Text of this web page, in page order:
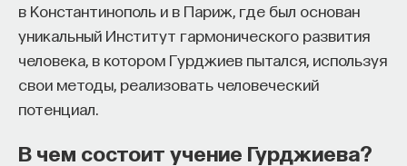
в Константинополь и в Париж, где был основан
уникальный Институт гармонического развития
человека, в котором Гурджиев пытался, используя
свои методы, реализовать человеческий
потенциал.
В чем состоит учение Гурджиева?
Михаил Полуэктов
сомнолог, доцент кафедры нервных
болезней и нейрохирургии Первого МГМУ
им. И. М. Сеченова, заведующий отделением
медицины сна университетской клинической
больницы № 3.